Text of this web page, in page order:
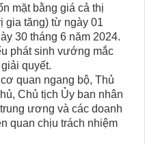
mặt bằng giá cả thị
gia tăng) từ ngày 01
30 tháng 6 năm 2024.
phát sinh vướng mắc
quyết.
quan ngang bộ, Thủ
Chủ tịch Ủy ban nhân
ương và các doanh
quan chịu trách nhiệm